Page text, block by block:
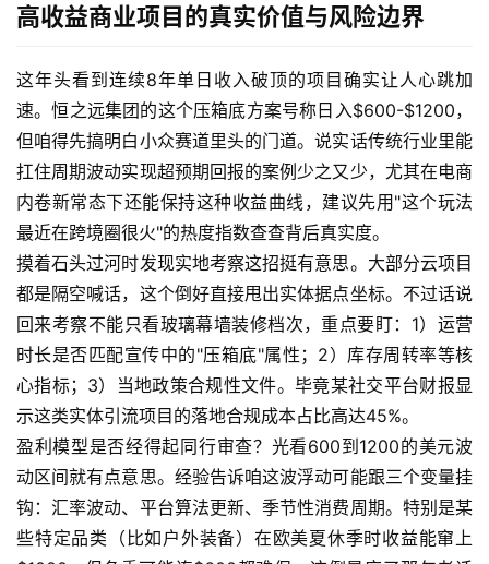
高收益商业项目的真实价值与风险边界
这年头看到连续8年单日收入破顶的项目确实让人心跳加
速。恒之远集团的这个压箱底方案号称日入$600-$1200，
但咱得先搞明白小众赛道里头的门道。说实话传统行业里能
扛住周期波动实现超预期回报的案例少之又少，尤其在电商
内卷新常态下还能保持这种收益曲线，建议先用"这个玩法
最近在跨境圈很火"的热度指数查查背后真实度。
摸着石头过河时发现实地考察这招挺有意思。大部分云项目
都是隔空喊话，这个倒好直接甩出实体据点坐标。不过话说
回来考察不能只看玻璃幕墙装修档次，重点要盯：1）运营
时长是否匹配宣传中的"压箱底"属性；2）库存周转率等核
心指标；3）当地政策合规性文件。毕竟某社交平台财报显
示这类实体引流项目的落地合规成本占比高达45%。
盈利模型是否经得起同行审查？光看600到1200的美元波
动区间就有点意思。经验告诉咱这波浮动可能跟三个变量挂
钩：汇率波动、平台算法更新、季节性消费周期。特别是某
些特定品类（比如户外装备）在欧美夏休季时收益能窜上